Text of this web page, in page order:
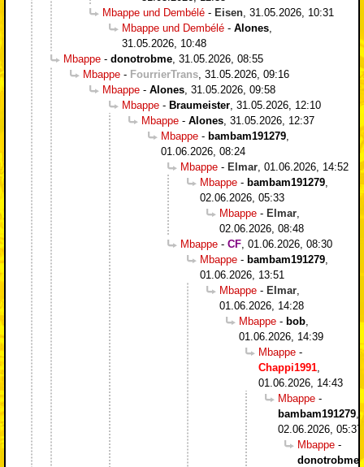
Mbappe und Dembélé - Eisen 31.05.2026, 10:31
Mbappe und Dembélé - Alones
31.05.2026, 10:48
Mbappe - donotrobme 31.05.2026, 08:55
Mbappe - FourrierTrans 31.05.2026, 09:16
Mbappe - Alones 31.05.2026, 09:58
Mbappe - Braumeister 31.05.2026, 12:10
Mbappe - Alones 31.05.2026, 12:37
Mbappe - bambam191279
01.06.2026, 08:24
Mbappe - Elmar 01.06.2026, 14:52
Mbappe - bambam191279
02.06.2026, 05:33
Mbappe - Elmar
02.06.2026, 08:48
Mbappe - CF 01.06.2026, 08:30
Mbappe - bambam191279
01.06.2026, 13:51
Mbappe - Elmar
01.06.2026, 14:28
Mbappe - bob
01.06.2026, 14:39
Mbappe -
Chappi1991
01.06.2026, 14:43
Mbappe -
bambam191279
02.06.2026, 05:37
Mbappe -
donotrobme,